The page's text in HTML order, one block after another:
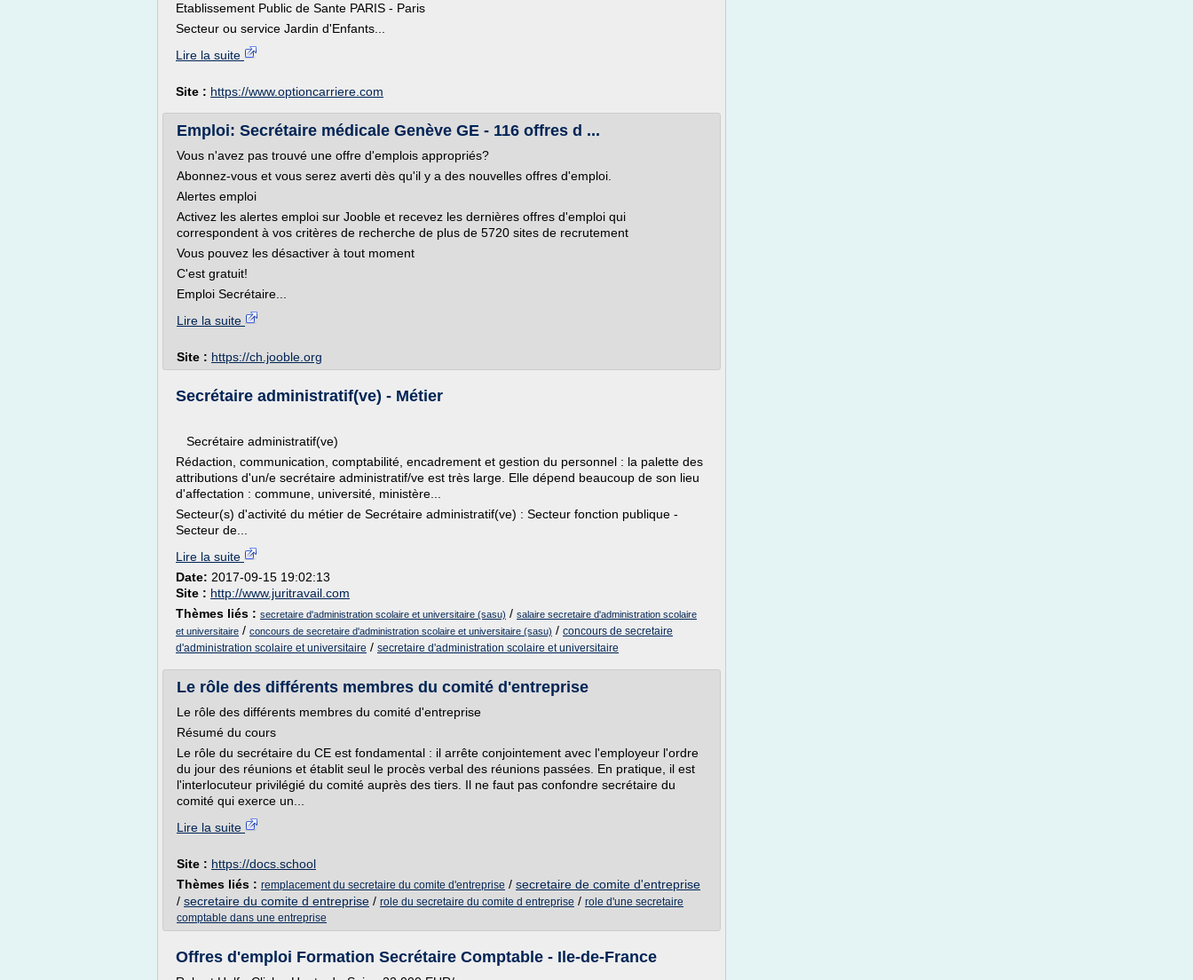
Etablissement Public de Sante PARIS - Paris
Secteur ou service Jardin d'Enfants...
Lire la suite
Site : https://www.optioncarriere.com
Emploi: Secrétaire médicale Genève GE - 116 offres d ...
Vous n'avez pas trouvé une offre d'emplois appropriés?
Abonnez-vous et vous serez averti dès qu'il y a des nouvelles offres d'emploi.
Alertes emploi
Activez les alertes emploi sur Jooble et recevez les dernières offres d'emploi qui
correspondent à vos critères de recherche de plus de 5720 sites de recrutement
Vous pouvez les désactiver à tout moment
C'est gratuit!
Emploi Secrétaire...
Lire la suite
Site : https://ch.jooble.org
Secrétaire administratif(ve) - Métier
Secrétaire administratif(ve)
Rédaction, communication, comptabilité, encadrement et gestion du personnel : la palette des
attributions d'un/e secrétaire administratif/ve est très large. Elle dépend beaucoup de son lieu
d'affectation : commune, université, ministère...
Secteur(s) d'activité du métier de Secrétaire administratif(ve) : Secteur fonction publique -
Secteur de...
Lire la suite
Date: 2017-09-15 19:02:13
Site : http://www.juritravail.com
Thèmes liés : secretaire d'administration scolaire et universitaire (sasu) / salaire secretaire d'administration scolaire
et universitaire / concours de secretaire d'administration scolaire et universitaire (sasu) / concours de secretaire
d'administration scolaire et universitaire / secretaire d'administration scolaire et universitaire
Le rôle des différents membres du comité d'entreprise
Le rôle des différents membres du comité d'entreprise
Résumé du cours
Le rôle du secrétaire du CE est fondamental : il arrête conjointement avec l'employeur l'ordre
du jour des réunions et établit seul le procès verbal des réunions passées. En pratique, il est
l'interlocuteur privilégié du comité auprès des tiers. Il ne faut pas confondre secrétaire du
comité qui exerce un...
Lire la suite
Site : https://docs.school
Thèmes liés : remplacement du secretaire du comite d'entreprise / secretaire de comite d'entreprise
/ secretaire du comite d entreprise / role du secretaire du comite d entreprise / role d'une secretaire
comptable dans une entreprise
Offres d'emploi Formation Secrétaire Comptable - Ile-de-France